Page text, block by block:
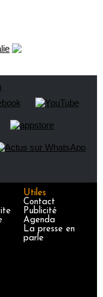
Utiles
Contact
Publicité
Agenda
La presse en
parle